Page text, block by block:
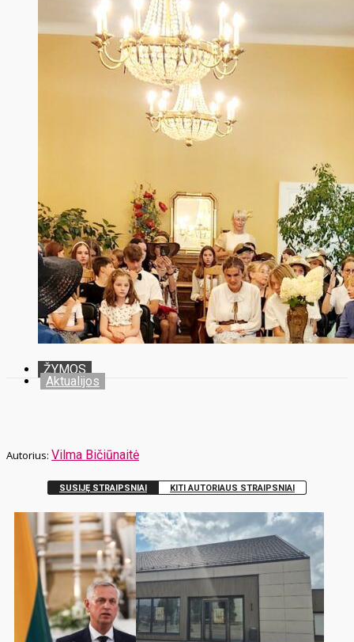
ŽYMOS
Aktualijos
Vilma Bičiūnaitė
SUSIJĘ STRAIPSNIAI KITI AUTORIAUS STRAIPSNIAI